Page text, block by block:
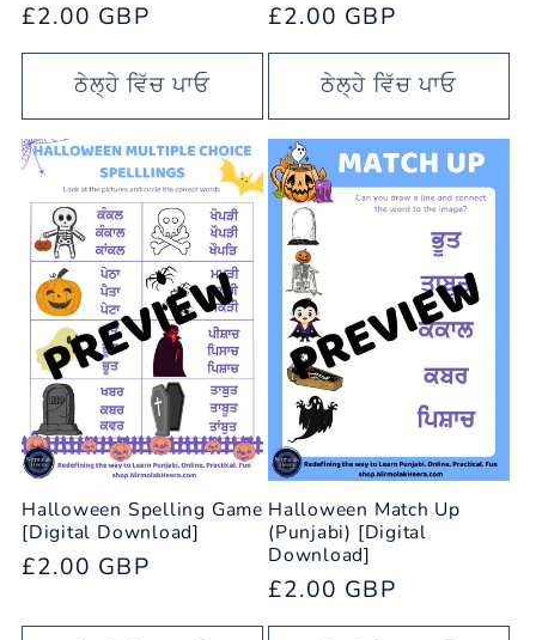
ਨਿਯਮਤ
ਕੀਮਤ
£2.00 GBP
ਠੇਲ੍ਹੇ ਵਿੱਚ ਪਾਓ
ਨਿਯਮਤ
ਕੀਮਤ
£2.00 GBP
ਠੇਲ੍ਹੇ ਵਿੱਚ ਪਾਓ
Halloween Spelling Game
[Digital Download]
ਨਿਯਮਤ
£2.00 GBP
Halloween Match Up
(Punjabi) [Digital
Download]
ਨਿਯਮਤ
ਕੀਮਤ
£2.00 GBP